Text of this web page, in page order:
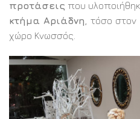
προτάσεις που
κτήμα Αριάδνη
, τόσο
χώρο Κνωσσός.